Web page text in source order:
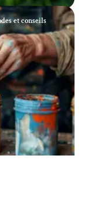
et conseils